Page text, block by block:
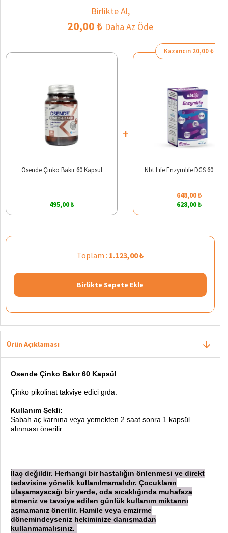
Birlikte Al,
20,00 ₺ Daha Az Öde
Osende Çinko Bakır 60 Kapsül
495,00 ₺
+
Kazancın 20,00 ₺
Nbt Life Enzymlife DGS 60
648,00 ₺
628,00 ₺
Toplam : 1.123,00 ₺
Birlikte Sepete Ekle
Ürün Açıklaması
Osende Çinko Bakır 60 Kapsül
Çinko pikolinat takviye edici gıda.
Kullanım Şekli:
Sabah aç karnına veya yemekten 2 saat sonra 1 kapsül
alınması önerilir.
İlaç değildir. Herhangi bir hastalığın önlenmesi ve direkt
tedavisine yönelik kullanılmamalıdır. Çocukların
ulaşamayacağı bir yerde, oda sıcaklığında muhafaza
etmeniz ve tavsiye edilen günlük kullanım miktarını
aşmamanız önerilir. Hamile veya emzirme
dönemindeyseniz hekiminize danışmadan
kullanmamalısınız.